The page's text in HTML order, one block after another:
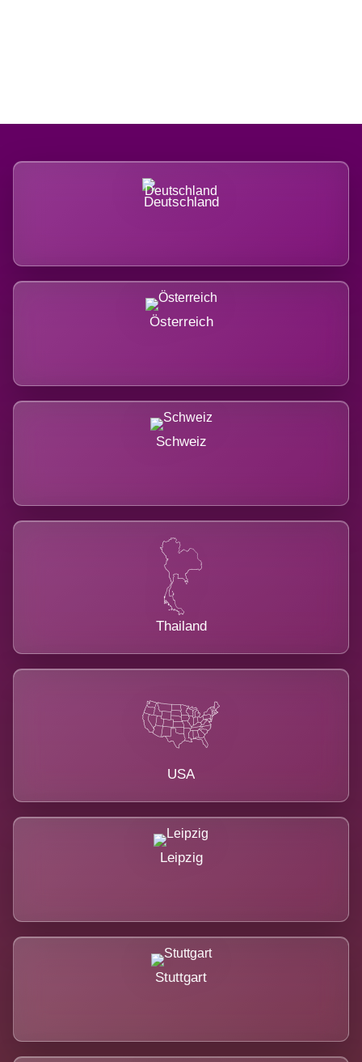
Deutschland
Österreich
Schweiz
Thailand
USA
Leipzig
Stuttgart